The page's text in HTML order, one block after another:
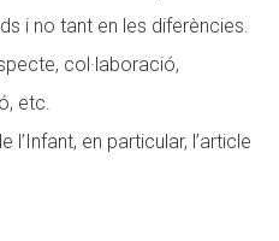
i no tant en les diferències.
col·laboració,
etc.
en particular, l’article